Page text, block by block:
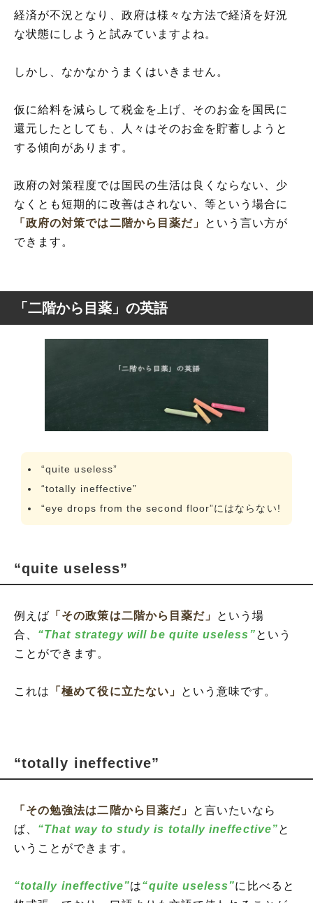
経済が不況となり、政府は様々な方法で経済を好況
な状態にしようと試みていますよね。
しかし、なかなかうまくはいきません。
仮に給料を減らして税金を上げ、そのお金を国民に
還元したとしても、人々はそのお金を貯蓄しようと
する傾向があります。
政府の対策程度では国民の生活は良くならない、少
なくとも短期的に改善はされない、等という場合に
「政府の対策では二階から目薬だ」
という言い方が
できます。
「二階から目薬」の英語
“quite useless”
“totally ineffective”
“eye drops from the second floor”にはならない!
“quite useless”
例えば 「その政策は二階から目薬だ」
という場
合、 “That strategy will be quite useless”という
ことができます。
これは 「極めて役に立たない」 という意味です。
“totally ineffective”
「その勉強法は二階から目薬だ」
と言いたいなら
ば、 “That way to study is totally ineffective”と
いうことができます。
“totally ineffective”は“quite useless”に比べると